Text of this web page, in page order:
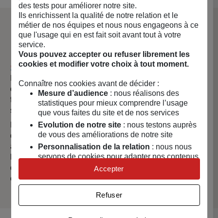
La marque Bijin
📚 Notre histoire
Notre histoire est née d'une volonté : offrir à tous une eau
de qualité. Nous avons pour mission de démocratiser la
filtration de l'eau du robinet proposant des solutions
simples, économiques, durables et innovantes.
Nous avons développé des filtres uniques (brevet
déposé) et une carafe filtrante nouvelle génération pour
améliorer la filtration de l'eau et répondre aux enjeux de
la qualité de l'eau. Nos filtres et carafe sont le résultat
d'une recherche approfondie et d'un engagement
constant pour l'excellence et l'efficacité.
des tests pour améliorer notre site.
Ils enrichissent la qualité de notre relation et le
métier de nos équipes et nous nous engageons à ce
que l'usage qui en est fait soit avant tout à votre
service.
Vous pouvez accepter ou refuser librement les
cookies et modifier votre choix à tout moment.
Connaître nos cookies avant de décider :
Mesure d’audience: nous réalisons des
statistiques pour mieux comprendre l’usage
que vous faites du site et de nos services
Evolution de notre site: nous testons auprès
de vous des améliorations de notre site
Personnalisation de la relation : nous nous
servons de cookies pour adapter nos contenus
et personnaliser nos offres
Univers publicitaire: nous utilisons avec nos
publicités personnalisées
Refuser
Accepter